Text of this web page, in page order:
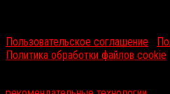
Пользовательское соглашение
Политика обработки файлов cookie